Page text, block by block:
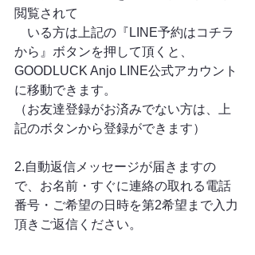
閲覧されて
いる方は上記の『LINE予約はコチラ
から』ボタンを押して頂くと、
GOODLUCK Anjo LINE公式アカウント
に移動できます。
（お友達登録がお済みでない方は、上
記のボタンから登録ができます）
2.自動返信メッセージが届きますの
で、お名前・すぐに連絡の取れる電話
番号・ご希望の日時を第2希望まで入力
頂きご返信ください。